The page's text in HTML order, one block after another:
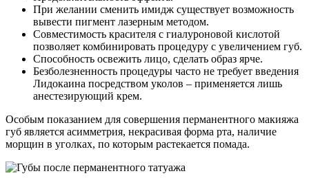
При желании сменить имидж существует возможность
вывести пигмент лазерным методом.
Совместимость красителя с гиалуроновой кислотой
позволяет комбинировать процедуру с увеличением губ.
Способность освежить лицо, сделать образ ярче.
Безболезненность процедуры часто не требует введения
Лидокаина посредством уколов – применяется лишь
анестезирующий крем.
Особым показанием для совершения перманентного макияжа
губ является асимметрия, некрасивая форма рта, наличие
морщин в уголках, по которым растекается помада.